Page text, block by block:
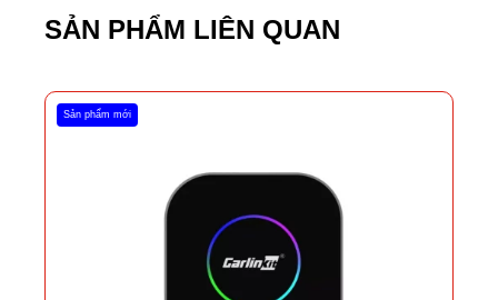
SẢN PHẨM LIÊN QUAN
Sản phẩm mới